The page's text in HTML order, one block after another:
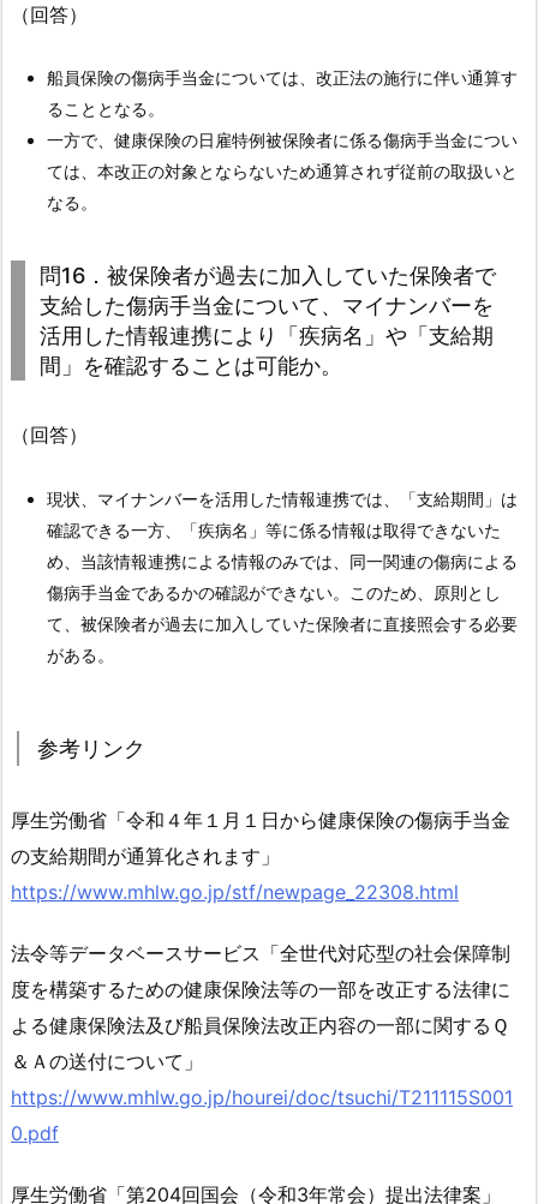
６．
複
数
の
疾
等
に
つ
い
間
に
傷
病
手
の
給
行
わ
場
合、
支
給
に
（回答）
船員保険の傷病手当金については、改正法の施行に伴い通算す
ることとなる。
一方で、健康保険の日雇特例被保険者に係る傷病手当金につい
ては、本改正の対象とならないため通算されず従前の取扱いと
なる。
問16．被保険者が過去に加入していた保険者で
支給した傷病手当金について、マイナンバーを
活用した情報連携により「疾病名」や「支給期
間」を確認することは可能か。
（回答）
現状、マイナンバーを活用した情報連携では、「支給期間」は
確認できる一方、「疾病名」等に係る情報は取得できないた
め、当該情報連携による情報のみでは、同一関連の傷病による
傷病手当金であるかの確認ができない。このため、原則とし
て、被保険者が過去に加入していた保険者に直接照会する必要
がある。
参考リンク
厚生労働省「令和４年１月１日から健康保険の傷病手当金
の支給期間が通算化されます」
https://www.mhlw.go.jp/stf/newpage_22308.html
法令等データベースサービス「全世代対応型の社会保障制
度を構築するための健康保険法等の一部を改正する法律に
よる健康保険法及び船員保険法改正内容の一部に関するＱ
＆Ａの送付について」
https://www.mhlw.go.jp/hourei/doc/tsuchi/T211115S001
0.pdf
厚生労働省「第204回国会（令和3年常会）提出法律案」